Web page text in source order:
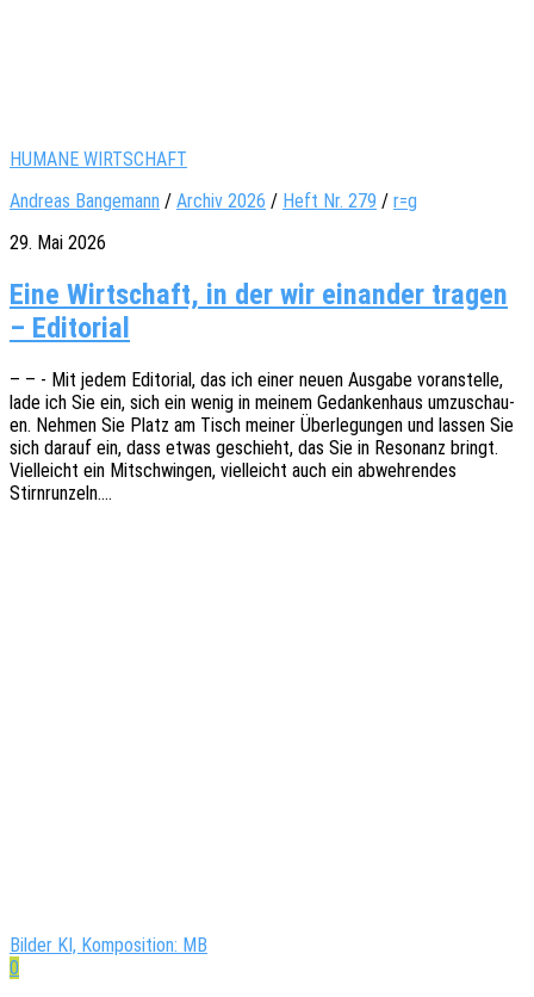
HUMANE WIRTSCHAFT
Andreas Bangemann / Archiv 2026 / Heft Nr. 279 / r=g
29. Mai 2026
Eine Wirtschaft, in der wir einander tragen
– Editorial
– – - Mit jedem Edito­ri­al, das ich einer neuen Ausga­be voran­stel­le,
lade ich Sie ein, sich ein wenig in meinem Gedan­ken­haus umzu­schau­
en. Nehmen Sie Platz am Tisch meiner Über­le­gun­gen und lassen Sie
sich darauf ein, dass etwas geschieht, das Sie in Reso­nanz bringt.
Viel­leicht ein Mitschwin­gen, viel­leicht auch ein abweh­ren­des
Stirnrunzeln.…
Bilder KI, Komposition: MB
0